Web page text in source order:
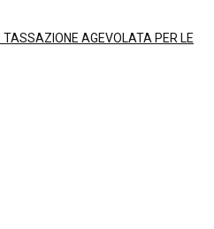
TASSAZIONE AGEVOLATA PER LE